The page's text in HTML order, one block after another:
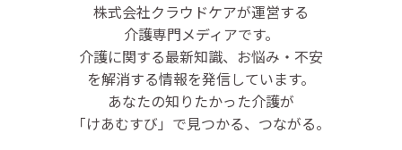
株式会社クラウドケアが運営する
介護専門メディアです。
介護に関する最新知識、お悩み・不安
を解消する情報を発信しています。
あなたの知りたかった介護が
「けあむすび」で見つかる、つながる。